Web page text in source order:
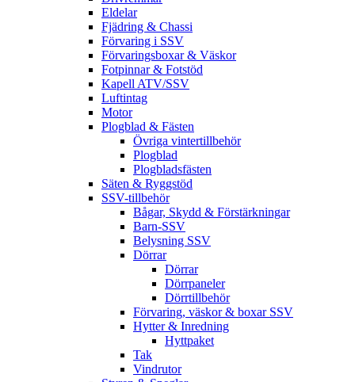
Eldelar
Fjädring & Chassi
Förvaring i SSV
Förvaringsboxar & Väskor
Fotpinnar & Fotstöd
Kapell ATV/SSV
Luftintag
Motor
Plogblad & Fästen
Övriga vintertillbehör
Plogblad
Plogbladsfästen
Säten & Ryggstöd
SSV-tillbehör
Bågar, Skydd & Förstärkningar
Barn-SSV
Belysning SSV
Dörrar
Dörrar
Dörrpaneler
Dörrtillbehör
Förvaring, väskor & boxar SSV
Hytter & Inredning
Hyttpaket
Tak
Vindrutor